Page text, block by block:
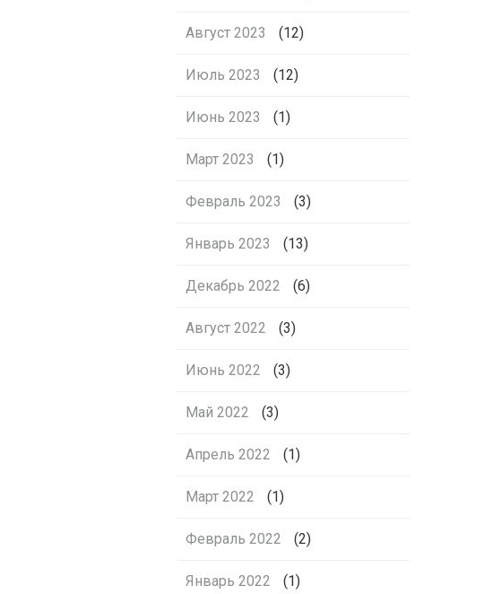
Август 2023 (12)
Июль 2023 (12)
Июнь 2023 (1)
Март 2023 (1)
Февраль 2023 (3)
Январь 2023 (13)
Декабрь 2022 (6)
Август 2022 (3)
Июнь 2022 (3)
Май 2022 (3)
Апрель 2022 (1)
Март 2022 (1)
Февраль 2022 (2)
Январь 2022 (1)